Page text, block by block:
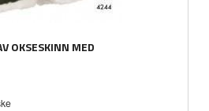
OKSESKINN MED